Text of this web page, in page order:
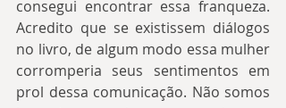
consegui encontrar essa franqueza.
Acredito que se existissem diálogos
no livro, de algum modo essa mulher
corromperia seus sentimentos em
prol dessa comunicação. Não somos